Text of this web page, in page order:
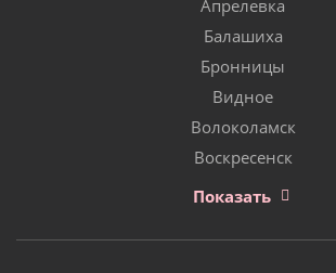
Апрелевка
Балашиха
Бронницы
Видное
Волоколамск
Воскресенск
Показать